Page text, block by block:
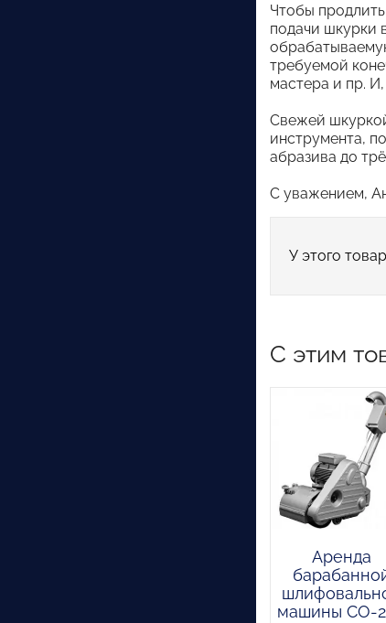
Чтобы
подачи шкурки
требуемой
мастера и пр.
Свежей
инструмента,
абразива до
С уважением,
У этого
С этим
Аренда
машины СО-